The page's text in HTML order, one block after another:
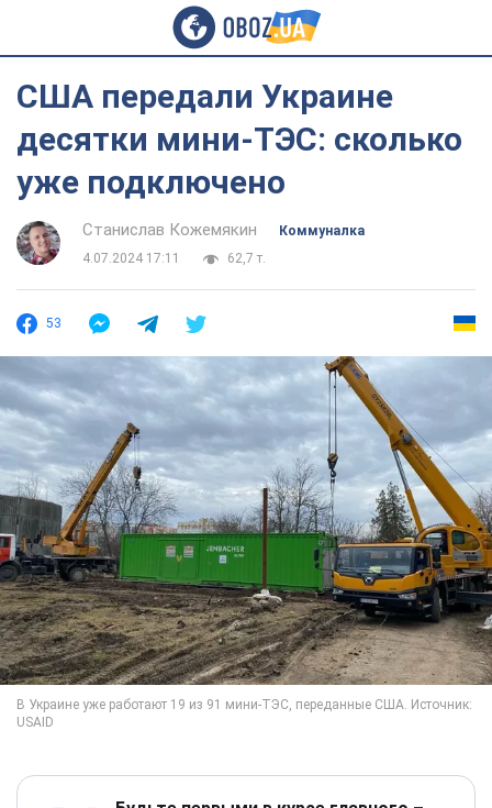
США передали Украине
десятки мини-ТЭС: сколько
уже подключено
Станислав Кожемякин
Коммуналка
4.07.2024 17:11
62,7 т.
53